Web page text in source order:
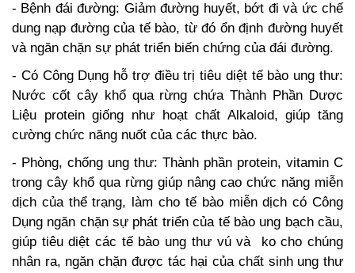
- Bệnh đái đường: Giảm đường huyết, bớt đi và ức chế
dung nạp đường của tế bào, từ đó ổn định đường huyết
và ngăn chặn sự phát triển biến chứng của đái đường.
- Có Công Dụng hỗ trợ điều trị tiêu diệt tế bào ung thư:
Nước cốt cây khổ qua rừng chứa Thành Phần Dược
Liệu protein giống như hoạt chất Alkaloid, giúp tăng
cường chức năng nuốt của các thực bào.
- Phòng, chống ung thư: Thành phần protein, vitamin C
trong cây khổ qua rừng giúp nâng cao chức năng miễn
dịch của thể trạng, làm cho tế bào miễn dịch có Công
Dụng ngăn chặn sự phát triển của tế bào ung bạch cầu,
giúp tiêu diệt các tế bào ung thư vú và ko cho chúng
nhân ra, ngăn chặn được tác hại của chất sinh ung thư